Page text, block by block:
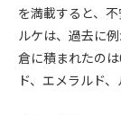
を満載すると、
ルケは、過去に
倉に積まれたの
ド、エメラルド